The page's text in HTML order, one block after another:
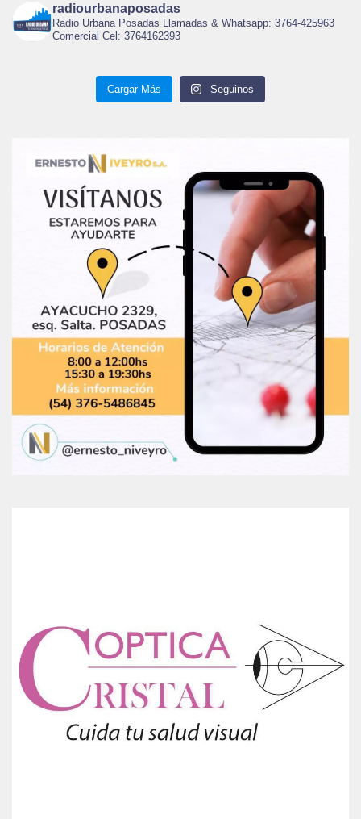
radiourbanaposadas
Radio Urbana Posadas Llamadas & Whatsapp: 3764-425963
Comercial Cel: 3764162393
Cargar Más Seguinos